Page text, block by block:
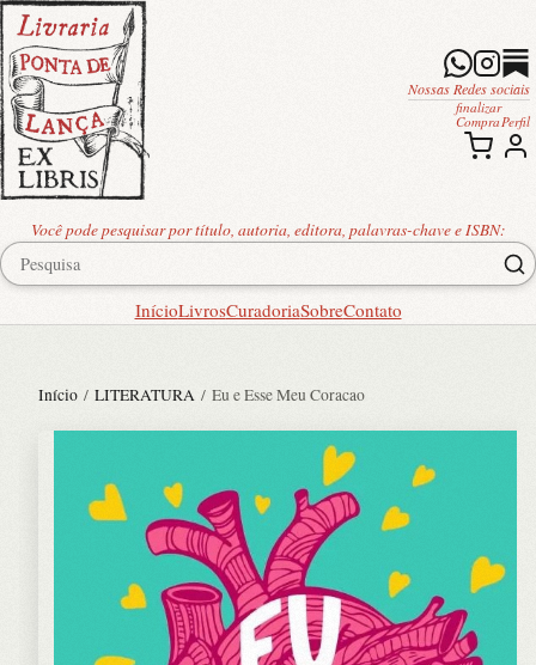
Você pode pesquisar por título, autoria, editora, palavras-chave e ISBN:
InícioLivrosCuradoriaSobreContato
Nossas Redes sociais
finalizar
Compra Perfil
Início / LITERATURA / Eu e Esse Meu Coracao